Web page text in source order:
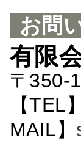
お問
有限
〒350-
【
MAIL】